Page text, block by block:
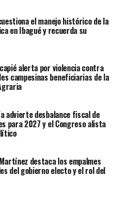
el manejo histórico de la
en Ibagué y recuerda su
alerta por violencia contra
campesinas beneficiarias de la
advierte desbalance fiscal de
para 2027 y el Congreso alista
destaca los empalmes
del gobierno electo y el rol del